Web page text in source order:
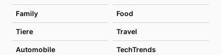
Family Food
Tiere Travel
Automobile TechTrends